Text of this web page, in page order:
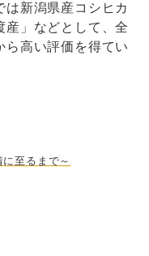
は新潟県産コシヒカ
産」などとして、全
ら高い評価を得てい
至るまで～